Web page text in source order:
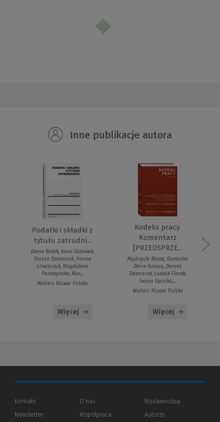
Inne publikacje autora
Podatki i składki z
tytułu zatrudni...
Diana Bożek, Anna Dubowik,
Dorota Dzienisiuk, Hanna
Litwińczuk, Magdalena
Porzeżyńska, Mar...
Wolters Kluwer Polska
Więcej
Kodeks pracy.
Komentarz
[PRZEDSPRZE...
Mądrzycki Błażej, Dominika
Dörre-Kolasa, Dorota
Dzienisiuk, Ludwik Florek,
Iwona Gęsicka,...
Wolters Kluwer Polska
Więcej
Kontakt
Newsletter
O nas
Współpraca
Wydawnictwa
Autorzy